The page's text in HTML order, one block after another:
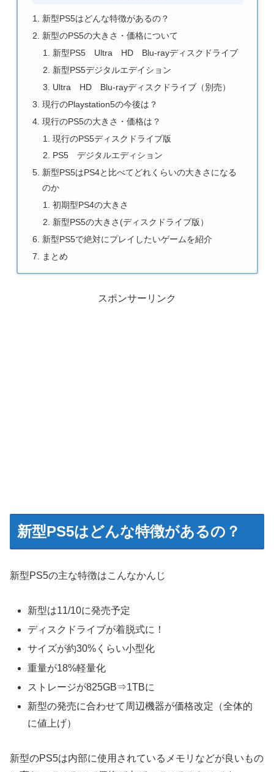
新型PS5はどんな特徴があるの？
新型のPS5の大きさ・価格について
新型PS5 Ultra HD Blu-rayディスクドライブ
新型PS5デジタルエデイション
Ultra HD Blu-rayディスクドライブ（別売）
現行のPlaystation5の今後は？
現行のPS5の大きさ・価格は？
現行のPS5ディスクドライブ版
PS5 デジタルエディション
新型PS5はPS4と比べてどれくらいの大きさになる
のか
初期型PS4の大きさ
新型PS5の大きさ(ディスクドライブ版）
新型PS5で絶対にプレイしたいゲームを紹介
まとめ
スポンサーリンク
新型PS5はどんな特徴があるの？
新型PS5の主な特徴はこんなかんじ
新型は11/10に発売予定
ディスクドライブが着脱式に！
サイズが約30%くらい小型化
重量が18%軽量化
ストレージが825GB⇒1TBに
新型の発売に合わせて周辺機器が価格改定（全体的
に値上げ）
新型のPS5は内部に使用されているメモリなどが良いもの